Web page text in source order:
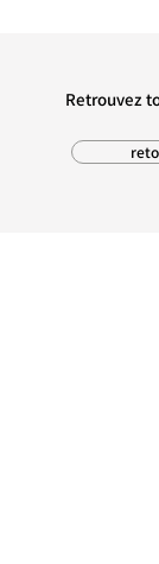
Retrouvez